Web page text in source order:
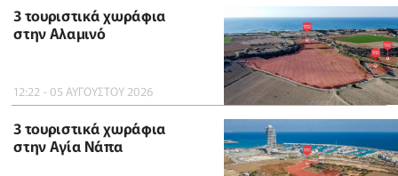
3 τουριστικά χωράφια
στην Αλαμινό
12:22 - 05 ΑΥΓΟΥΣΤΟΥ 2026
3 τουριστικά χωράφια
στην Αγία Νάπα